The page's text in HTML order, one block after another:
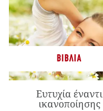
ΒΙΒΛΊΑ
Ευτυχία έναντι
ικανοποίησης